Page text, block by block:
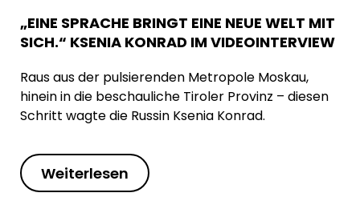
„EINE SPRACHE BRINGT EINE NEUE WELT MIT
SICH.“ KSENIA KONRAD IM VIDEOINTERVIEW
Raus aus der pulsierenden Metropole Moskau,
hinein in die beschauliche Tiroler Provinz – diesen
Schritt wagte die Russin Ksenia Konrad.
Weiterlesen